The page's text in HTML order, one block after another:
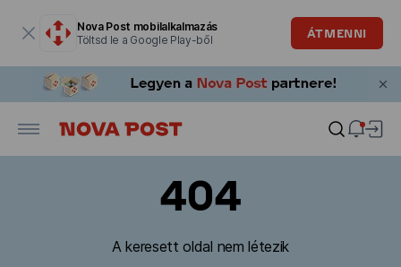
Nova Post mobilalkalmazás
Töltsd le a Google Play-ből
ÁTMENNI
404
A keresett oldal nem létezik